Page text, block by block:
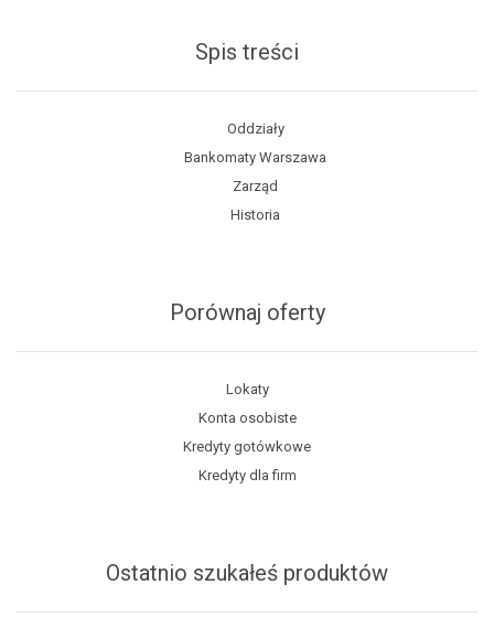
Spis treści
Oddziały
Bankomaty Warszawa
Zarząd
Historia
Porównaj oferty
Lokaty
Konta osobiste
Kredyty gotówkowe
Kredyty dla firm
Ostatnio szukałeś produktów